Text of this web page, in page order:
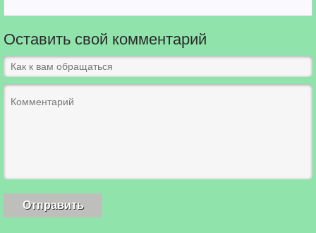
Оставить свой комментарий